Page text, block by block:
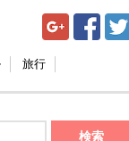
旅行